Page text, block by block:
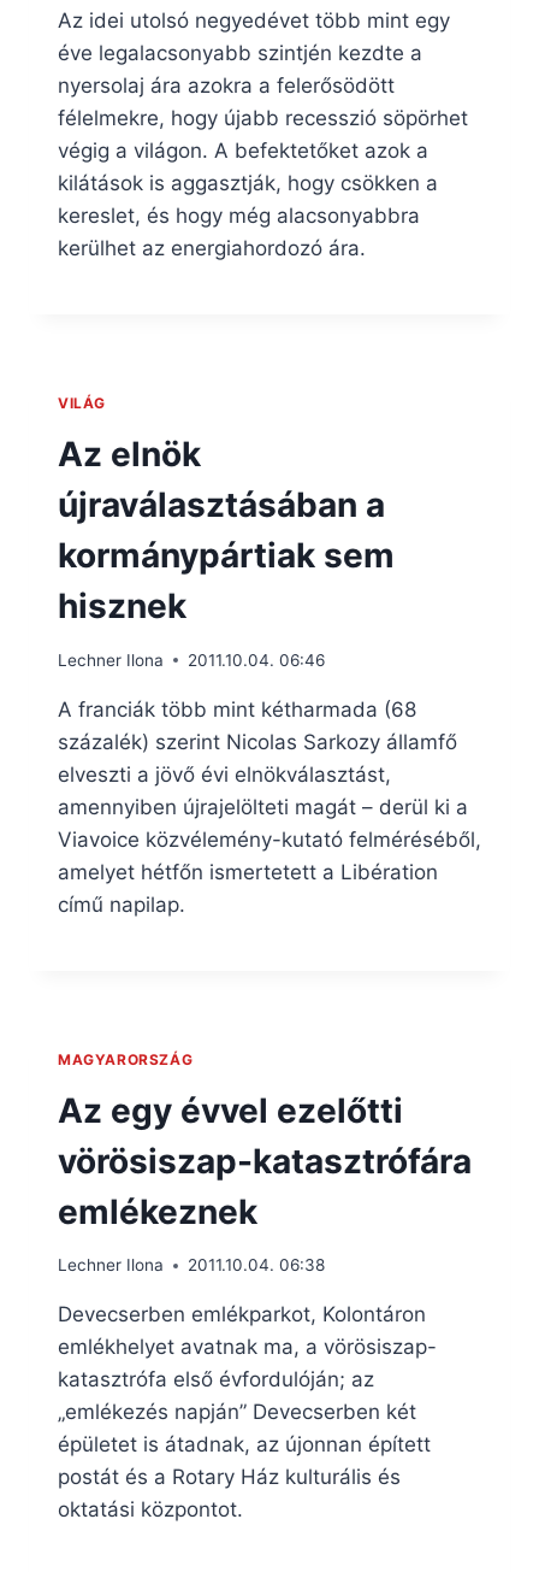
Az idei utolsó negyedévet több mint egy
éve legalacsonyabb szintjén kezdte a
nyersolaj ára azokra a felerősödött
félelmekre, hogy újabb recesszió söpörhet
végig a világon. A befektetőket azok a
kilátások is aggasztják, hogy csökken a
kereslet, és hogy még alacsonyabbra
kerülhet az energiahordozó ára.
VILÁG
Az elnök
újraválasztásában a
kormánypártiak sem
hisznek
Lechner Ilona 2011.10.04. 06:46
A franciák több mint kétharmada (68
százalék) szerint Nicolas Sarkozy államfő
elveszti a jövő évi elnökválasztást,
amennyiben újrajelölteti magát – derül ki a
Viavoice közvélemény-kutató felméréséből,
amelyet hétfőn ismertetett a Libération
című napilap.
MAGYARORSZÁG
Az egy évvel ezelőtti
vörösiszap-katasztrófára
emlékeznek
Lechner Ilona 2011.10.04. 06:38
Devecserben emlékparkot, Kolontáron
emlékhelyet avatnak ma, a vörösiszap-
katasztrófa első évfordulóján; az
„emlékezés napján” Devecserben két
épületet is átadnak, az újonnan épített
postát és a Rotary Ház kulturális és
oktatási központot.